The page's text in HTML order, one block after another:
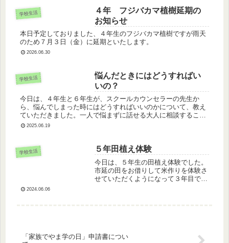
学校生活
４年 フジバカマ植樹延期の
お知らせ
本日予定しておりました、４年生のフジバカマ植樹ですが雨天
のため７月３日（金）に延期といたします。
2026.06.30
学校生活
悩んだときにはどうすればい
いの？
今日は、４年生と６年生が、スクールカウンセラーの先生か
ら、悩んでしまった時にはどうすればいいのかについて、教え
ていただきました。一人で悩まずに話せる大人に相談すること
やいろいろな相談方法があることなどを教えていただきまし
2025.06.19
学校生活 ５年田植え体験
今日は、５年生の田植え体験でした。
市延の田をお借りして米作りを体験さ
せていただくようになって３年目で
2024.06.06
「家族でやま学の日」申請書につい